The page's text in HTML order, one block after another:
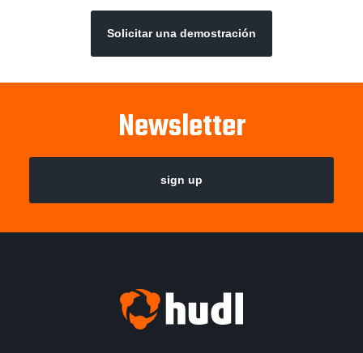
Solicitar una demostración
Newsletter
sign up